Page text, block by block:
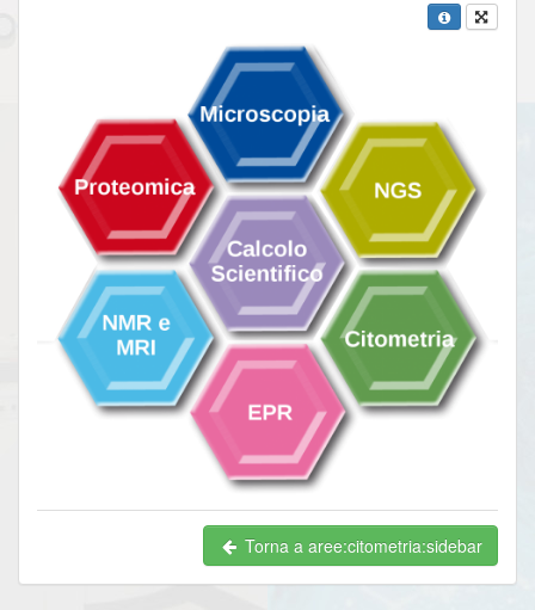
Torna a aree:citometria:sidebar